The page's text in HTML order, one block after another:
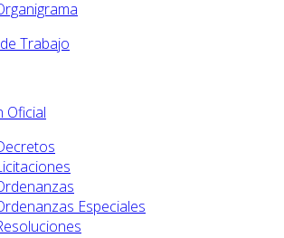
Trabajo
Oficial
Especiales